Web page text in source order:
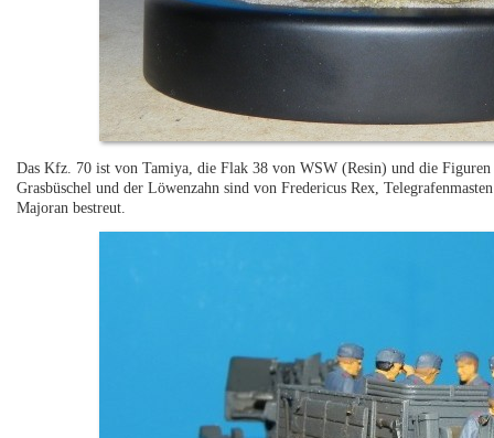
Das Kfz. 70 ist von Tamiya, die Flak 38 von WSW (Resin) und die
Grasbüschel und der Löwenzahn sind von Fredericus Rex,
Majoran bestreut.